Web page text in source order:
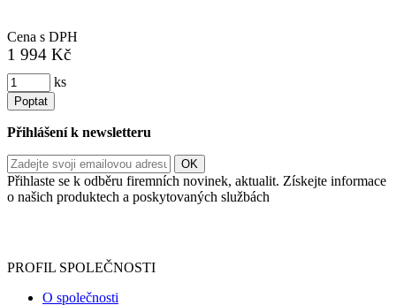
Cena s DPH
1 994 Kč
ks
Poptat
Přihlášení k newsletteru
Přihlaste se k odběru firemních novinek, aktualit. Získejte informace
o našich produktech a poskytovaných službách
PROFIL SPOLEČNOSTI
O společnosti